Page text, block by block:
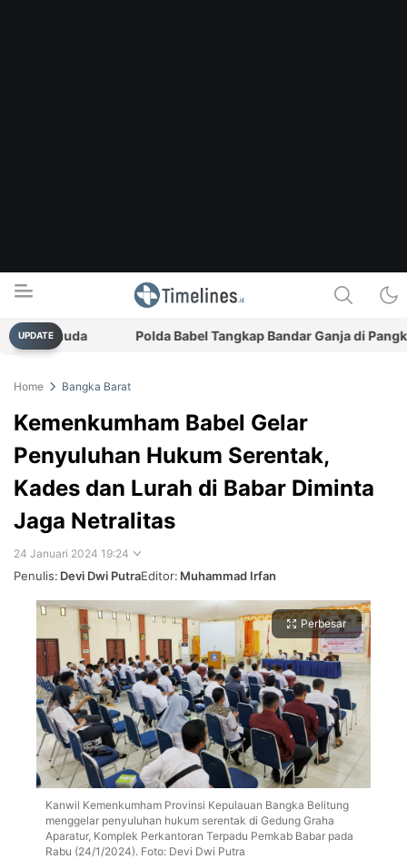
Timelines.id
Media Literasi, Sejarah & Budaya
UPDATE Polda Babel Tangkap Bandar Ganja di
Home Bangka Barat
Kemenkumham Babel Gelar
Penyuluhan Hukum Serentak,
Kades dan Lurah di Babar Diminta
Jaga Netralitas
24 Januari 2024 19:24
Penulis: Devi Dwi PutraEditor: Muhammad Irfan
Perbesar
Kanwil Kemenkumham Provinsi Kepulauan Bangka Belitung
menggelar penyuluhan hukum serentak di Gedung Graha
Aparatur, Komplek Perkantoran Terpadu Pemkab Babar pada
Rabu (24/1/2024). Foto: Devi Dwi Putra